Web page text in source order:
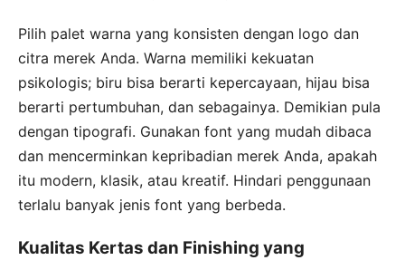
Pilih palet warna yang konsisten dengan logo dan
citra merek Anda. Warna memiliki kekuatan
psikologis; biru bisa berarti kepercayaan, hijau bisa
berarti pertumbuhan, dan sebagainya. Demikian pula
dengan tipografi. Gunakan font yang mudah dibaca
dan mencerminkan kepribadian merek Anda, apakah
itu modern, klasik, atau kreatif. Hindari penggunaan
terlalu banyak jenis font yang berbeda.
Kualitas Kertas dan Finishing yang